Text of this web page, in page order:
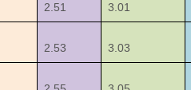
2.51 3.01
2.53 3.03